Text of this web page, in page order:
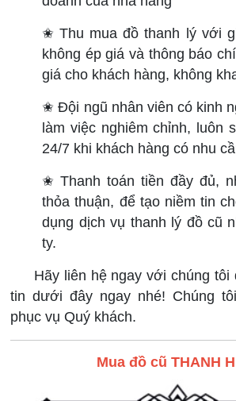
✬ Thu mua đồ thanh lý với
không ép giá và thông báo
giá cho khách hàng, không
✬ Đội ngũ nhân viên có kinh
làm việc nghiêm chỉnh, luôn
24/7 khi khách hàng có nhu
✬ Thanh toán tiền đầy đủ,
thỏa thuận, để tạo niềm tin
dụng dịch vụ thanh lý đồ cũ
ty.
Hãy liên hệ ngay với chúng tôi
tin dưới đây ngay nhé! Chúng
phục vụ Quý khách.
Mua đồ cũ THANH